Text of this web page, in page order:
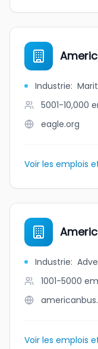
Industrie:
5001-10,000
eagle.org
Voir les emplois
Industrie:
1001-5000
Voir les emplois